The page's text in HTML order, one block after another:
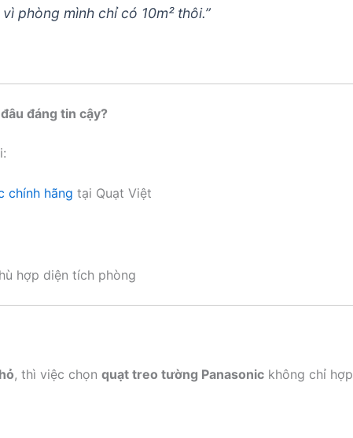
phòng mình chỉ có 10m² thôi.”
đáng tin cậy?
chính hãng tại Quạt Việt
hợp diện tích phòng
, thì việc chọn quạt treo tường Panasonic không chỉ hợp